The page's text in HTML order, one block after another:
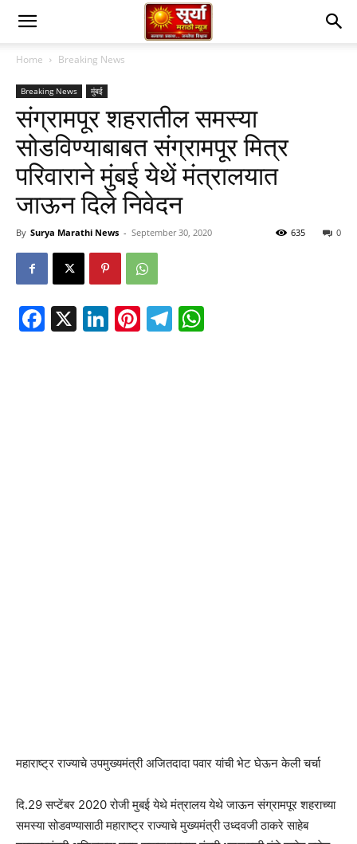
Home Breaking News
Breaking News मुंबई
संग्रामपूर शहरातील समस्या
सोडविण्याबाबत संग्रामपूर मित्र
परिवाराने मुंबई येथें मंत्रालयात
जाऊन दिले निवेदन
By Surya Marathi News - September 30, 2020 0
635
Facebook
X LinkedIn
Pinterest
Telegram
महाराष्ट्र राज्याचे उपमुख्यमंत्री अजितदादा पवार यांची भेट घेऊन केली चर्चा
दि.29 सप्टेंबर 2020 रोजी मुबई येथे मंत्रालय येथे जाऊन संग्रामपूर शहराच्या
समस्या सोडवण्यासाठी महाराष्ट्र राज्याचे मुख्यमंत्री उध्दवजी ठाकरे साहेब